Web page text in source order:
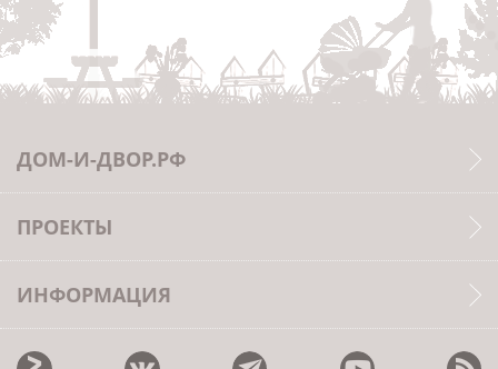
ДОМ-И-ДВОР.РФ
ПРОЕКТЫ
ИНФОРМАЦИЯ